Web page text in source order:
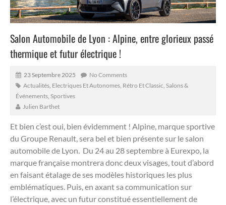
Salon Automobile de Lyon : Alpine, entre glorieux passé
thermique et futur électrique !
23 Septembre 2025
No Comments
Actualités Electriques Et Autonomes Rétro Et Classic Salons &
Événements Sportives
Julien Barthet
Et bien c’est oui, bien évidemment ! Alpine, marque sportive
du Groupe Renault, sera bel et bien présente sur le salon
automobile de Lyon. Du 24 au 28 septembre à Eurexpo, la
marque française montrera donc deux visages, tout d’abord
en faisant étalage de ses modèles historiques les plus
emblématiques. Puis, en axant sa communication sur
l’électrique, avec un futur constitué essentiellement de